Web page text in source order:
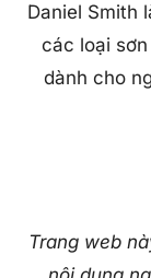
Daniel Smith
các loại
dành cho
Trang web